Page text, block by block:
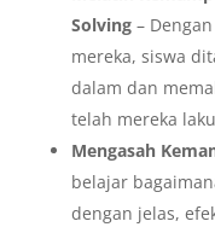
Solving–
mereka, siswa
dalam dan
telah mereka
Mengasah
belajar
dengan jelas,